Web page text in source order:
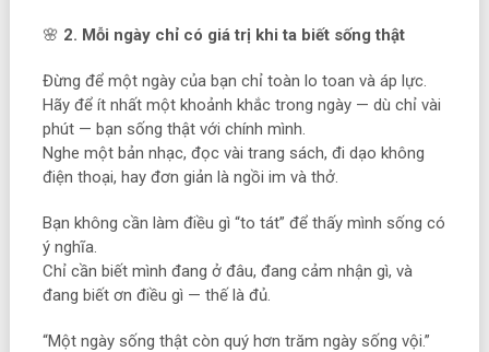
🌸 2. Mỗi ngày chỉ có giá trị khi ta biết sống thật
Đừng để một ngày của bạn chỉ toàn lo toan và áp lực.
Hãy để ít nhất một khoảnh khắc trong ngày — dù chỉ vài
phút — bạn sống thật với chính mình.
Nghe một bản nhạc, đọc vài trang sách, đi dạo không
điện thoại, hay đơn giản là ngồi im và thở.
Bạn không cần làm điều gì “to tát” để thấy mình sống có
ý nghĩa.
Chỉ cần biết mình đang ở đâu, đang cảm nhận gì, và
đang biết ơn điều gì — thế là đủ.
“Một ngày sống thật còn quý hơn trăm ngày sống vội.”